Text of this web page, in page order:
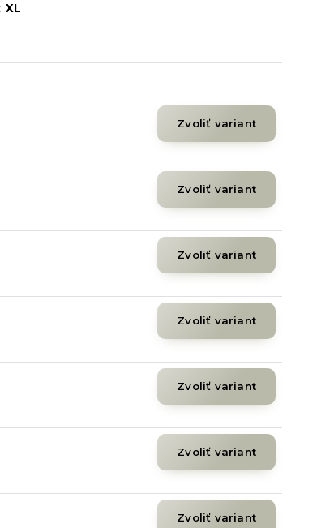
XL
Zvoliť variant
Zvoliť variant
Zvoliť variant
Zvoliť variant
Zvoliť variant
Zvoliť variant
Zvoliť variant